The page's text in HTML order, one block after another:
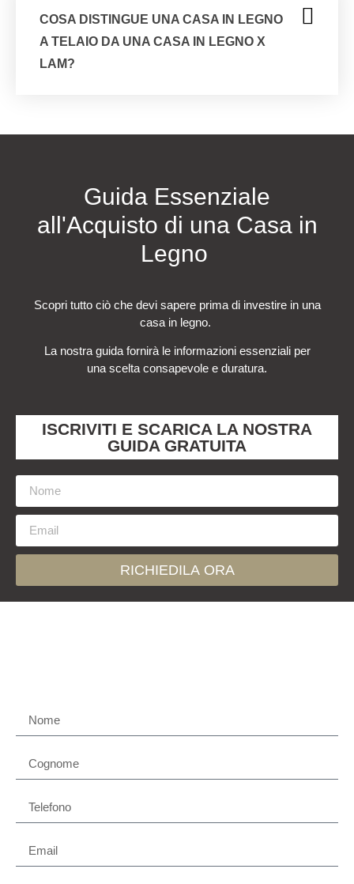
COSA DISTINGUE UNA CASA IN LEGNO
A TELAIO DA UNA CASA IN LEGNO X
LAM?
Guida Essenziale
all'Acquisto di una Casa in
Legno
Scopri tutto ciò che devi sapere prima di investire in una
casa in legno.
La nostra guida fornirà le informazioni essenziali per
una scelta consapevole e duratura.
ISCRIVITI E SCARICA LA NOSTRA
GUIDA GRATUITA
RICHIEDILA ORA